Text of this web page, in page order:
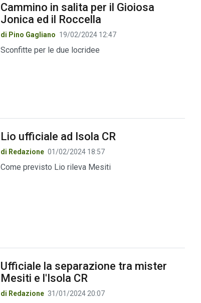
Cammino in salita per il Gioiosa
Jonica ed il Roccella
di Pino Gagliano 19/02/2024 12:47
Sconfitte per le due locridee
Lio ufficiale ad Isola CR
di Redazione 01/02/2024 18:57
Come previsto Lio rileva Mesiti
Ufficiale la separazione tra mister
Mesiti e l'Isola CR
di Redazione 31/01/2024 20:07